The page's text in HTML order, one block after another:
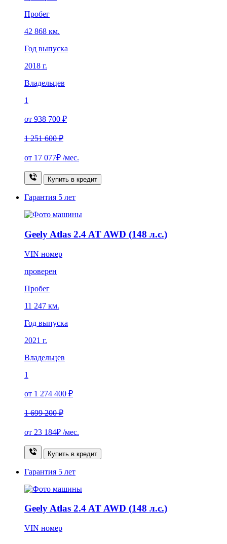
Пробег
42 868 км.
Год выпуска
2018 г.
Владельцев
1
от 938 700 ₽
1 251 600 ₽
от 17 077₽ /мес.
Купить в кредит
Гарантия 5 лет
Geely Atlas 2.4 AT AWD (148 л.с.)
VIN номер
проверен
Пробег
11 247 км.
Год выпуска
2021 г.
Владельцев
1
от 1 274 400 ₽
1 699 200 ₽
от 23 184₽ /мес.
Купить в кредит
Гарантия 5 лет
Geely Atlas 2.4 AT AWD (148 л.с.)
VIN номер